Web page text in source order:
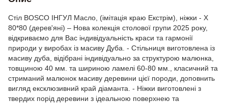
Стіл BOSCO ІНГУЛ Масло, (імітація краю Екстрім), ніжки - X
80*80 (дерев'яні) – Нова колекція столової групи 2025 року,
відкриваємо для Вас індивідуальність краси та гармонії
природи у виробах із масиву Дуба. - Стільниця виготовлена із
масиву дуба, відібрані індивідуально за структурою малюнка,
товщиною 40 мм. та шириною ламелі 60-80 мм., класичний та
стриманий малюнок масиву деревини цієї породи, доповнить
вигляд ексклюзивний край діаманта. - Ніжки виготовлені з
твердих порід деревини з ідеальною поверхнею та